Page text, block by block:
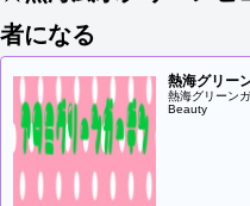
者になる
熱海グリー
熱海グリーン
Beauty